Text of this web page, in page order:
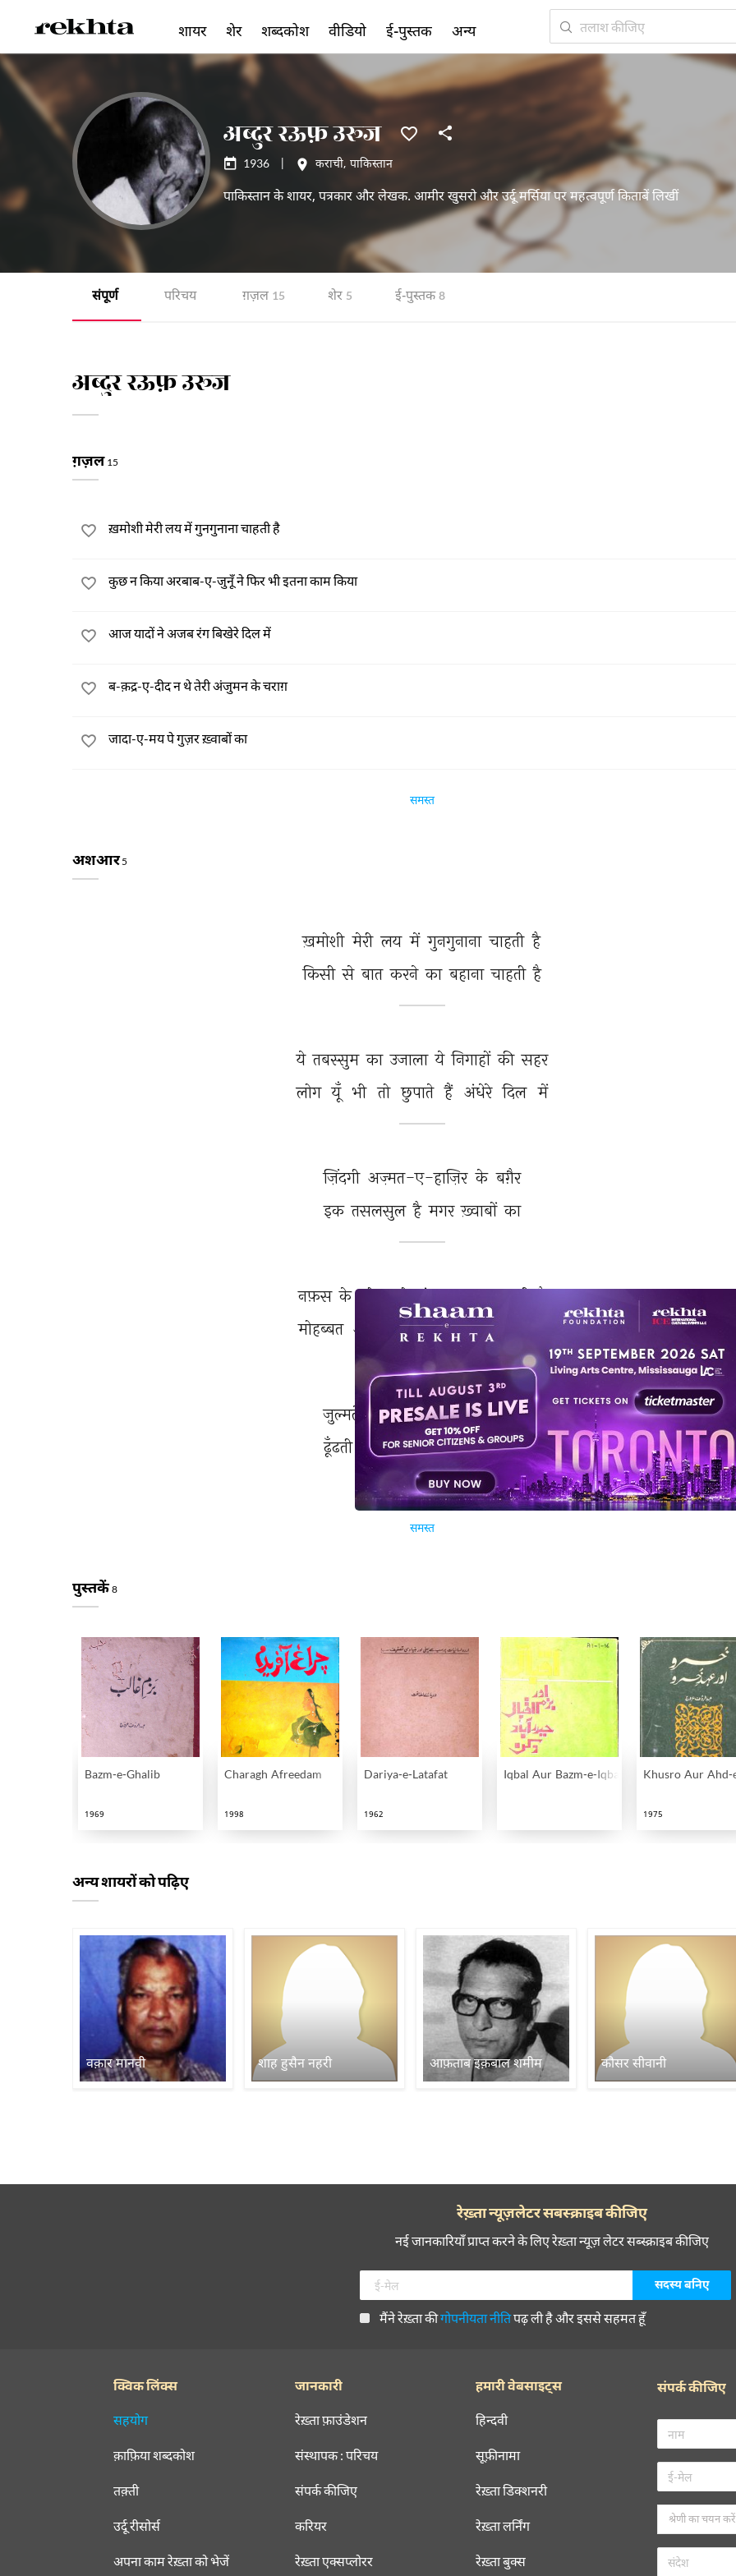
अब्दुर रऊफ़ उरूज
1936 कराची, पाकिस्तान
पाकिस्तान के शायर, पत्रकार और लेखक. आमीर खुसरो और उर्दू मर्सिया पर महत्वपूर्ण किताबें लिखीं
संपूर्ण परिचय ग़ज़ल 15 शेर 5 ई-पुस्तक 8
अब्दुर रऊफ़ उरूज
ग़ज़ल 15
ख़मोशी मेरी लय में गुनगुनाना चाहती है
कुछ न किया अरबाब-ए-जुनूँ ने फिर भी इतना काम किया
आज यादों ने अजब रंग बिखेरे दिल में
ब-क़द्र-ए-दीद न थे तेरी अंजुमन के चराग़
जादा-ए-मय पे गुज़र ख़्वाबों का
समस्त
अशआर5
ख़मोशी मेरी लय में गुनगुनाना चाहती है
किसी से बात करने का बहाना चाहती है
ये तबस्सुम का उजाला ये निगाहों की सहर
लोग यूँ भी तो छुपाते हैं अंधेरे दिल में
ज़िंदगी अज़्मत-ए-हाज़िर के बग़ैर
इक तसलसुल है मगर ख़्वाबों का
नफ़स के लोच को ख़ंजर बनाना चाहती है
मोहब्बत अपनी तेज़ी आज़माना चाहती
ज़ुल्मतें वहशत-ए-फ़र्दा से निढाल
ढूँढती
फिरती हैं घर ख़्वाबों का
समस्त
पुस्तकें 8
Bazm-e-Ghalib
1969
Charagh Afreedam
1998
Dariya-e-Latafat
1962
Iqbal Aur Bazm-e-Iqbal Khusro Aur Ahd-
1975
अन्य शायरों को पढ़िए
वक़ार मानवी शाह हुसैन नहरी आफ़ताब इक़बाल शमीम कौसर सीवानी
शायर शेर शब्दकोश वीडियो ई-पुस्तक अन्य
रेख़्ता न्यूज़लेटर सबस्क्राइब कीजिए
नई जानकारियाँ प्राप्त करने के लिए रेख़्ता न्यूज़ लेटर सब्स्क्राइब कीजिए
मैंने रेख़्ता कीगोपनीयता नीतिपढ़ ली है और इससे सहमत हूँ
क्विक लिंक्स
सहयोग
क़ाफ़िया शब्दकोश
तक़्ती
उर्दू रीसोर्स
अपना काम रेख़्ता को भेजें
जानकारी
रेख़्ता फ़ाउंडेशन
संस्थापक : परिचय
संपर्क कीजिए
करियर
रेख़्ता एक्सप्लोरर
हमारी वेबसाइट्स
हिन्दवी
सूफ़ीनामा
रेख़्ता डिक्शनरी
रेख़्ता लर्निंग
रेख़्ता बुक्स
संपर्क कीजिए